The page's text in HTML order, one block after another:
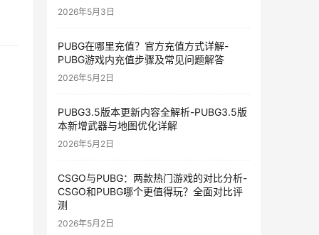
2026年5月3日
PUBG在哪里充值？官方充值方式详解-
PUBG游戏内充值步骤及常见问题解答
2026年5月2日
PUBG3.5版本更新内容全解析-PUBG3.5版
本新增武器与地图优化详解
2026年5月2日
CSGO与PUBG：两款热门游戏的对比分析-
CSGO和PUBG哪个更值得玩？全面对比评
测
2026年5月2日